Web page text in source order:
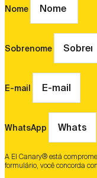
Nome
Sobrenome
E-mail
WhatsApp
A El Canary® está
formulário, você concorda